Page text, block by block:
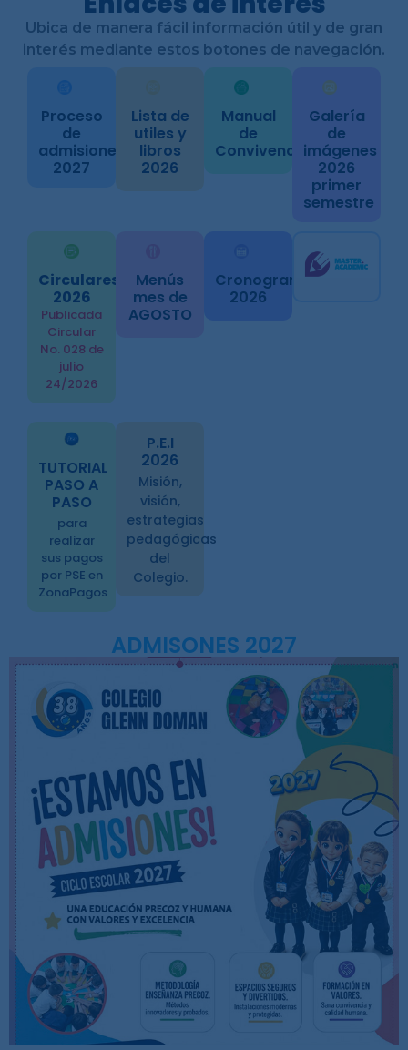
Ubica de manera fácil información útil y de gran
interés mediante estos botones de navegación.
Proceso
de
admisiones
2027
Lista de
utiles y
libros
2026
Manual
de
Convivencia
Galería
de
imágenes
2026
primer
semestre
Circulares
2026
Publicada
Circular
No. 028 de
julio
24/2026
Menús
mes de
AGOSTO
Cronograma
2026
P.E.I
2026
Misión,
visión,
estrategias
pedagógicas
del
Colegio.
TUTORIAL
PASO A
PASO
para
realizar
sus pagos
por PSE en
ZonaPagos
ADMISONES 2027